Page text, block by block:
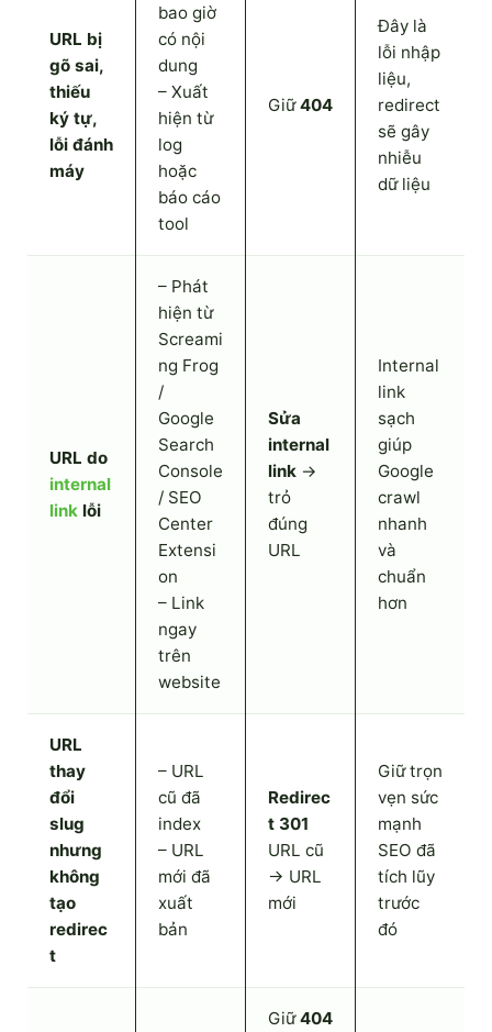
URL bị
gõ sai,
thiếu
ký tự,
lỗi đánh
máy
bao giờ
có nội
dung
– Xuất
hiện từ
log
hoặc
báo cáo
tool
Giữ404
Đây là
lỗi nhập
liệu,
redirect
sẽ gây
nhiễu
dữ liệu
URL do
internal
link lỗi
– Phát
hiện từ
Screami
ng Frog
/
Google
Search
Console
/ SEO
Center
Extensi
on
– Link
ngay
trên
website
Sửa
internal
link →
trỏ
đúng
URL
Internal
link
sạch
giúp
Google
crawl
nhanh
và
chuẩn
hơn
URL
thay
đổi
slug
nhưng
không
tạo
redirec
t
– URL
cũ đã
index
– URL
mới đã
xuất
bản
Redirec
t 301
URL cũ
→ URL
mới
Giữ trọn
vẹn sức
mạnh
SEO đã
tích lũy
trước
đó
Giữ404